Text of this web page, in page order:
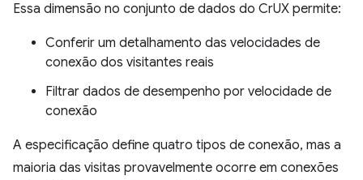
Essa dimensão no conjunto de dados do CrUX permite:
Conferir um detalhamento das velocidades de
conexão dos visitantes reais
Filtrar dados de desempenho por velocidade de
conexão
A especificação define quatro tipos de conexão, mas a
maioria das visitas provavelmente ocorre em conexões